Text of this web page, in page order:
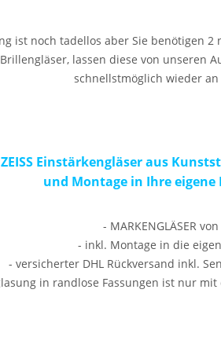
ist noch tadellos aber Sie benötigen 2
lassen diese von
schnellstmöglich wieder an
Einstärkengläser aus
und Montage in Ihre
- MARKENGLÄSER von
- inkl. Montage in die
- versicherter DHL Rückversand inkl.
in randlose Fassungen ist nur